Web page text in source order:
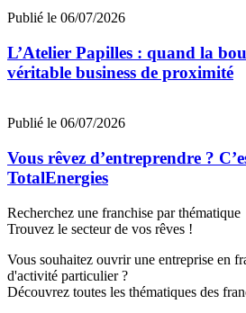
Publié le 06/07/2026
L’Atelier Papilles : quand la
véritable business de proximité
Publié le 06/07/2026
Vous rêvez d’entreprendre ?
TotalEnergies
Recherchez une franchise par thématique
Trouvez le secteur de vos rêves !
Vous souhaitez ouvrir une entreprise en
d'activité particulier ?
Découvrez toutes les thématiques des